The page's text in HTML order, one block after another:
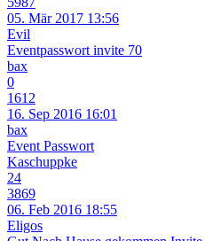
05. Mär 2017 13:56
Evil
Eventpasswort invite 70
bax
0
1612
16. Sep 2016 16:01
bax
Event Passwort
Kaschuppke
24
3869
06. Feb 2016 18:55
Eligos